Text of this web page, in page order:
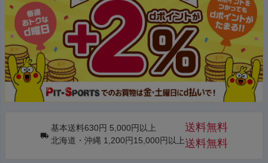
基本送料630円 5,000円以上
北海道・沖縄 1,200円15,000円以上
送料無料
送料無料